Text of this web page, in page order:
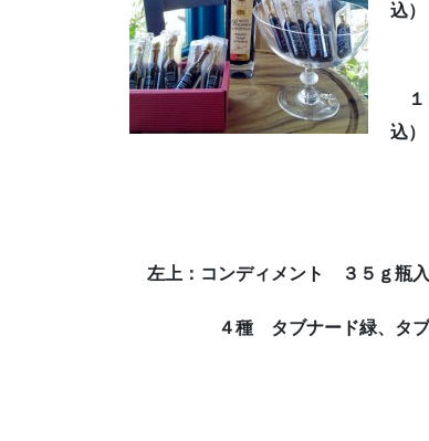
込
１
左上：コンディメント ３５ｇ瓶
４種 タブナード緑、タブナ